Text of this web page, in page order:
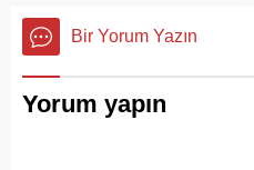
Bir Yorum Yazın
Yorum yapın